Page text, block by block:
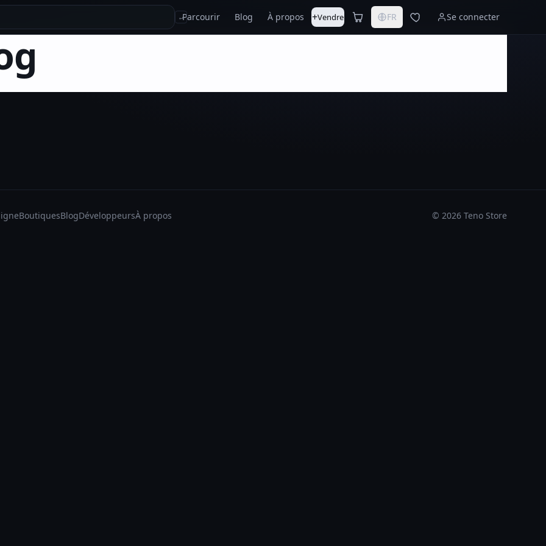
↵Parcourir Blog À propos +Vendre FR Se connecter
BoutiquesBlogDéveloppeursÀ propos © 2026 Teno Store